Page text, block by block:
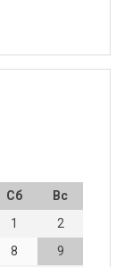
Сб
Вс
1
2
8
9